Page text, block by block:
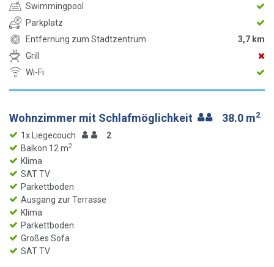
Swimmingpool
Parkplatz
Entfernung zum Stadtzentrum
3,7 km
Grill
Wi-Fi
Wohnzimmer mit Schlafmöglichkeit 38.0 m2
1x Liegecouch
2
Balkon 12 m2
Klima
SAT TV
Parkettboden
Ausgang zur Terrasse
Klima
Parkettboden
Großes Sofa
SAT TV